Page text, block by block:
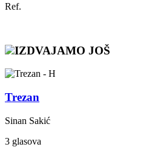
Ref.
IZDVAJAMO JOŠ
Trezan
Sinan Sakić
3 glasova